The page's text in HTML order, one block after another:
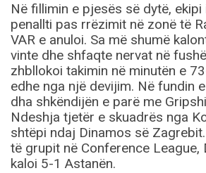
Në fillimin e pjesës së dytë,
penallti pas rrëzimit në zonë të
VAR e anuloi. Sa më shumë
vinte dhe shfaqte nervat në
zhbllokoi takimin në minutën e
edhe nga një devijim. Në fundin
dha shkëndijën e parë me
Ndeshja tjetër e skuadrës nga
shtëpi ndaj Dinamos së
të grupit në Conference League,
kaloi 5-1 Astanën.